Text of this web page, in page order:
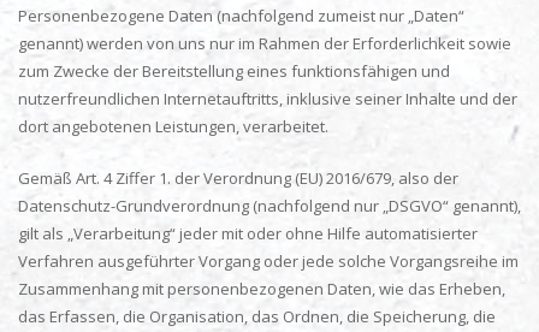
Personenbezogene Daten (nachfolgend zumeist nur „Daten“
genannt) werden von uns nur im Rahmen der Erforderlichkeit sowie
zum Zwecke der Bereitstellung eines funktionsfähigen und
nutzerfreundlichen Internetauftritts, inklusive seiner Inhalte und der
dort angebotenen Leistungen, verarbeitet.
Gemäß Art. 4 Ziffer 1. der Verordnung (EU) 2016/679, also der
Datenschutz-Grundverordnung (nachfolgend nur „DSGVO“ genannt),
gilt als „Verarbeitung“ jeder mit oder ohne Hilfe automatisierter
Verfahren ausgeführter Vorgang oder jede solche Vorgangsreihe im
Zusammenhang mit personenbezogenen Daten, wie das Erheben,
das Erfassen, die Organisation, das Ordnen, die Speicherung, die